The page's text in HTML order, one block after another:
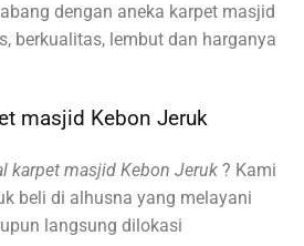
dengan aneka karpet masjid
berkualitas, lembut dan harganya
masjid Kebon Jeruk
karpet masjid Kebon Jeruk ? Kami
beli di alhusna yang melayani
langsung dilokasi